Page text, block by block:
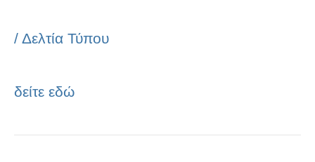
/ Δελτία Τύπου
δείτε εδώ